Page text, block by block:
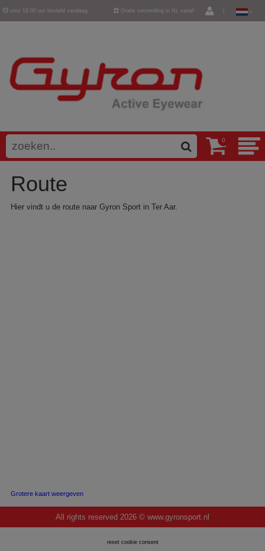
voor 16:00 uur besteld vandaag Gratis verzending in NL vanaf
0
Route
Hier vindt u de route naar Gyron Sport in Ter Aar.
Grotere kaart weergeven
All rights reserved 2026 © www.gyronsport.nl
reset cookie consent